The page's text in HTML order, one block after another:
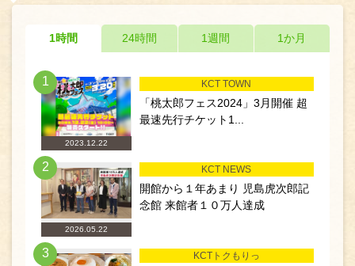
1時間 24時間 1週間 1か月
1
2023.12.22
KCT TOWN
「桃太郎フェス2024」3月開催 超
最速先行チケット1...
2
2026.05.22
KCT NEWS
開館から１年あまり 児島虎次郎記
念館 来館者１０万人達成
3 KCTトクもりっ